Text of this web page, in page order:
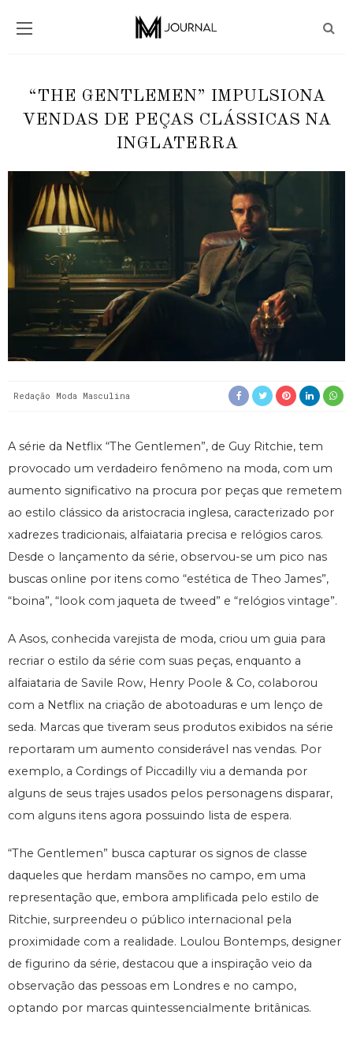
“THE GENTLEMEN” IMPULSIONA
VENDAS DE PEÇAS CLÁSSICAS NA
INGLATERRA
Redação Moda Masculina
A série da Netflix “The Gentlemen”, de Guy Ritchie, tem
provocado um verdadeiro fenômeno na moda, com um
aumento significativo na procura por peças que remetem
ao estilo clássico da aristocracia inglesa, caracterizado por
xadrezes tradicionais, alfaiataria precisa e relógios caros.
Desde o lançamento da série, observou-se um pico nas
buscas online por itens como “estética de Theo James”,
“boina”, “look com jaqueta de tweed” e “relógios vintage”.
A Asos, conhecida varejista de moda, criou um guia para
recriar o estilo da série com suas peças, enquanto a
alfaiataria de Savile Row, Henry Poole & Co, colaborou
com a Netflix na criação de abotoaduras e um lenço de
seda. Marcas que tiveram seus produtos exibidos na série
reportaram um aumento considerável nas vendas. Por
exemplo, a Cordings of Piccadilly viu a demanda por
alguns de seus trajes usados pelos personagens disparar,
com alguns itens agora possuindo lista de espera.
“The Gentlemen” busca capturar os signos de classe
daqueles que herdam mansões no campo, em uma
representação que, embora amplificada pelo estilo de
Ritchie, surpreendeu o público internacional pela
proximidade com a realidade. Loulou Bontemps, designer
de figurino da série, destacou que a inspiração veio da
observação das pessoas em Londres e no campo,
optando por marcas quintessencialmente britânicas.